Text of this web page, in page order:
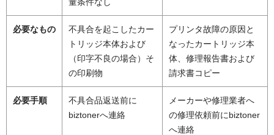
必要なもの
不具合を起こしたカー
トリッジ本体および
（印字不良の場合）そ
の印刷物
プリンタ故障の原因と
なったカートリッジ本
体、修理報告書および
請求書コピー
必要手順
不具合品返送前に
biztonerへ連絡
メーカーや修理業者へ
の修理依頼前にbiztoner
へ連絡